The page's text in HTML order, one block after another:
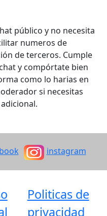
público y no necesita
numeros de
de terceros. Cumple
y compórtate bien
como lo harias en
si necesitas
instagram
Politicas de
privacidad